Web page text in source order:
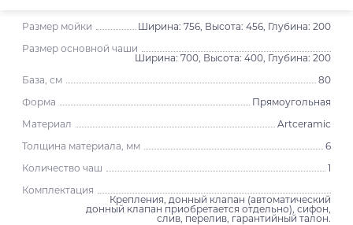
Размер мойки
Ширина: 756, Высота: 456, Глубина: 200
Размер основной чаши
Ширина: 700, Высота: 400, Глубина: 200
База, см
80
Форма
Прямоугольная
Материал
Artceramic
Толщина материала, мм
6
Количество чаш
1
Комплектация
Крепления, донный клапан (автоматический
донный клапан приобретается отдельно), сифон,
слив, перелив, гарантийный талон.